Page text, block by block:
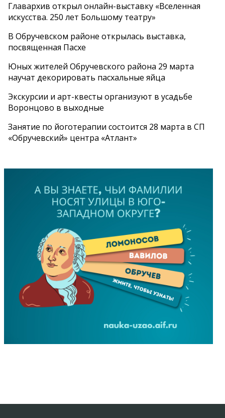
Главархив открыл онлайн-выставку «Вселенная
искусства. 250 лет Большому театру»
В Обручевском районе открылась выставка,
посвященная Пасхе
Юных жителей Обручевского района 29 марта
научат декорировать пасхальные яйца
Экскурсии и арт-квесты организуют в усадьбе
Воронцово в выходные
Занятие по йоготерапии состоится 28 марта в СП
«Обручевский» центра «Атлант»